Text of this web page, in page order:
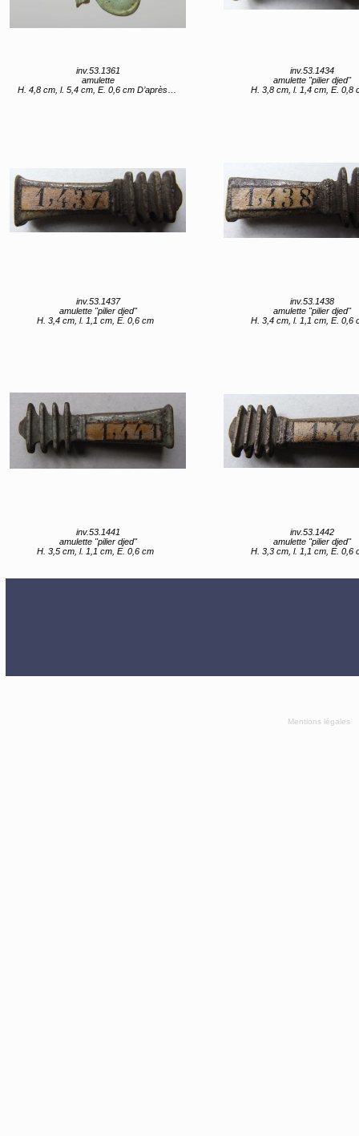
inv.53.1361
amulette
H. 4,8 cm, l. 5,4 cm, E. 0,6 cm D’après Caylus : plus grande largeur : deux pouces trois lignes ; plus grande hauteur : un pouce dix lignes
inv.53.1434
amulette "pilier djed"
H. 3,8 cm, l. 1,4 cm, E. 0,8
inv.53.1437
amulette "pilier djed"
H. 3,4 cm, l. 1,1 cm, E. 0,6 cm
inv.53.1438
amulette "pilier djed"
H. 3,4 cm, l. 1,1 cm, E. 0,6
inv.53.1441
amulette "pilier djed"
H. 3,5 cm, l. 1,1 cm, E. 0,6 cm
inv.53.1442
amulette "pilier djed"
H. 3,3 cm, l. 1,1 cm, E. 0,6
Mentions légales